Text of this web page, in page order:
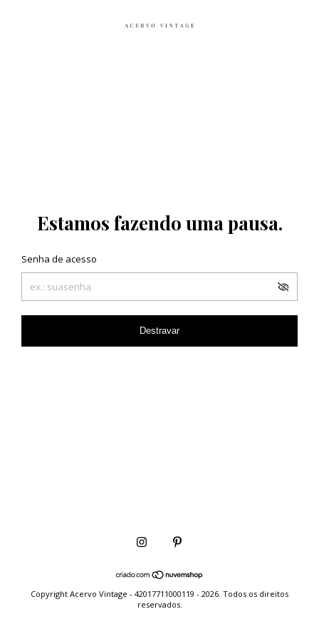
Estamos fazendo uma pausa.
Senha de acesso
Destravar
Copyright Acervo Vintage - 42017711000119 - 2026. Todos os direitos
reservados.